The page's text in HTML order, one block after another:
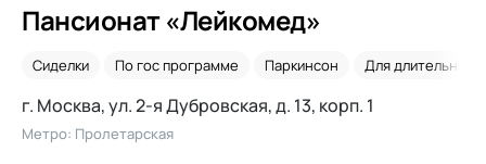
Пансионат «Лейкомед»
Сиделки По гос программе Паркинсон Для
г. Москва, ул. 2-я Дубровская, д. 13, корп. 1
Метро: Пролетарская